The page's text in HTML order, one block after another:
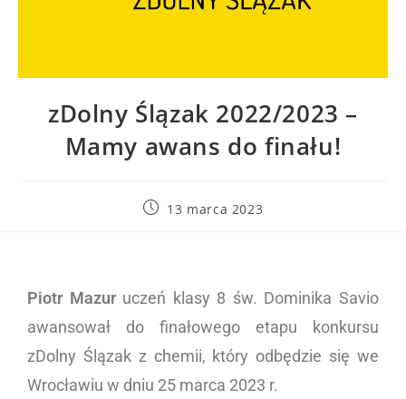
zDolny Ślązak 2022/2023 –
Mamy awans do finału!
13 marca 2023
Piotr Mazuruczeń klasy 8 św. Dominika Savio
awansował do finałowego etapu konkursu
zDolny Ślązak z chemii, który odbędzie się we
Wrocławiu w dniu 25 marca 2023 r.